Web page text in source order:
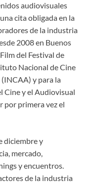
audiovisuales
cita obligada en la
de la industria
2008 en Buenos
del Festival de
Nacional de Cine
y para la
Cine y el Audiovisual
por primera vez el
diciembre y
mercado,
y encuentros.
de la industria